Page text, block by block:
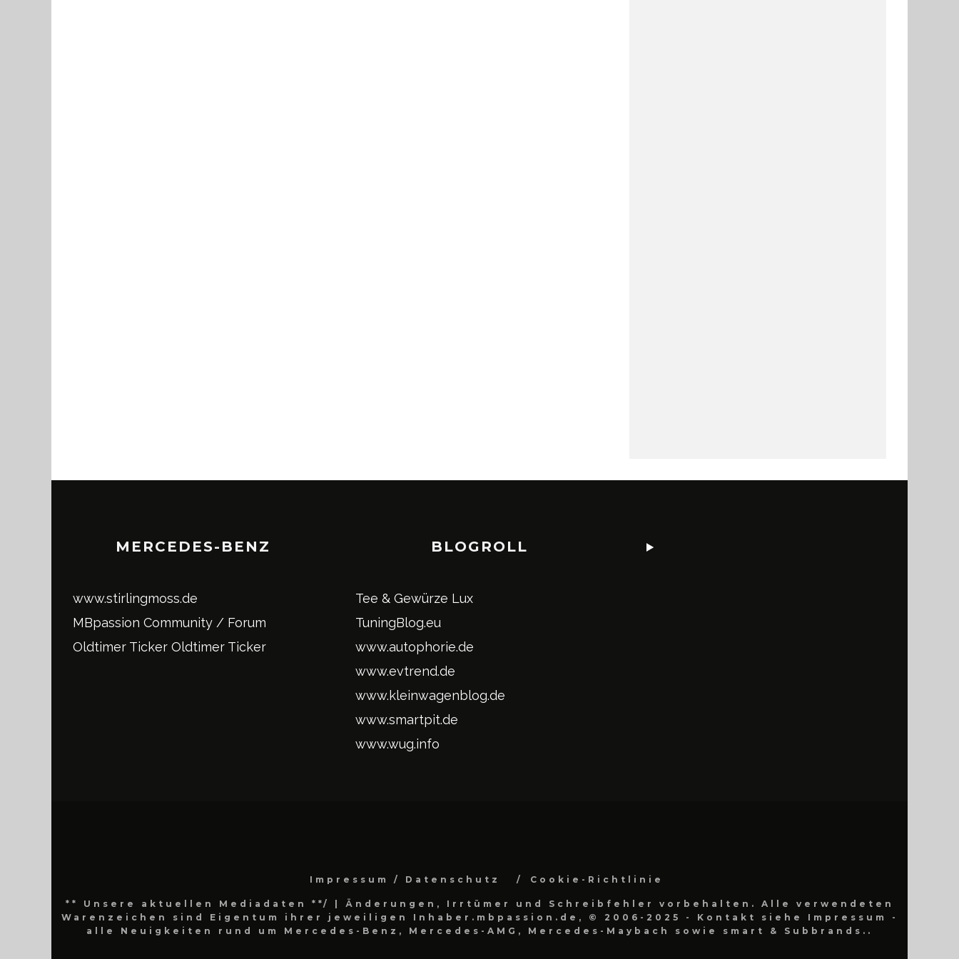
MERCEDES-BENZ
www.stirlingmoss.de
MBpassion Community / Forum
Oldtimer Ticker Oldtimer Ticker
BLOGROLL
Tee & Gewürze Lux
TuningBlog.eu
www.autophorie.de
www.evtrend.de
www.kleinwagenblog.de
www.smartpit.de
www.wug.info
Impressum / Datenschutz Cookie-Richtlinie
** Unsere aktuellen Mediadaten **/
| Änderungen, Irrtümer und Schreibfehler vorbehalten. Alle verwendeten
Warenzeichen sind Eigentum ihrer jeweiligen Inhaber.mbpassion.de, © 2006-2025 - Kontakt siehe Impressum -
alle Neuigkeiten rund um Mercedes-Benz, Mercedes-AMG, Mercedes-Maybach sowie smart & Subbrands..